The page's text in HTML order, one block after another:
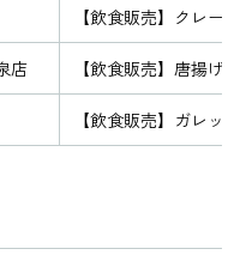
【飲食販売】クレープ
店 【飲食販売】唐揚げ
【飲食販売】ガレット